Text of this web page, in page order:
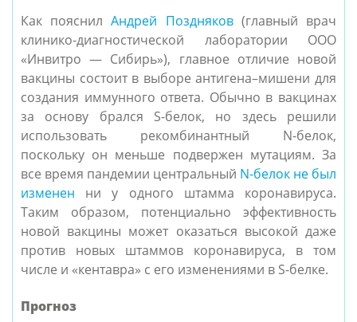
Как пояснилАндрей Поздняков(главный врач
клинико-диагностической лаборатории ООО
«Инвитро — Сибирь»), главное отличие новой
вакцины состоит в выборе антигена–мишени для
создания иммунного ответа. Обычно в вакцинах
за основу брался S-белок, но здесь решили
использовать рекомбинантный N-белок,
поскольку он меньше подвержен мутациям. За
все время пандемии центральный N-белок не был
изменен ни у одного штамма коронавируса.
Таким образом, потенциально эффективность
новой вакцины может оказаться высокой даже
против новых штаммов коронавируса, в том
числе и «кентавра» с его изменениями в S-белке.
Прогноз